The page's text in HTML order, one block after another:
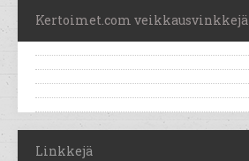
Kertoimet.com veikkausvinkkejä
Linkkejä